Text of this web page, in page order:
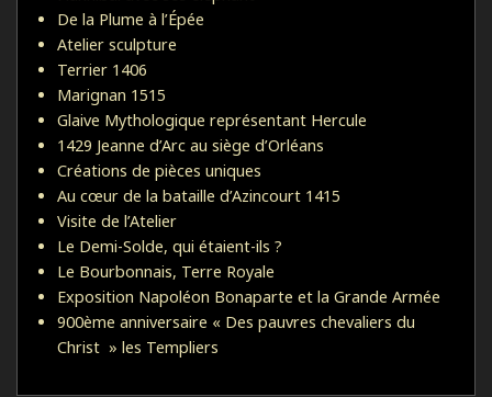
De la Plume à l’Épée
Atelier sculpture
Terrier 1406
Marignan 1515
Glaive Mythologique représentant Hercule
1429 Jeanne d’Arc au siège d’Orléans
Créations de pièces uniques
Au cœur de la bataille d’Azincourt 1415
Visite de l’Atelier
Le Demi-Solde, qui étaient-ils ?
Le Bourbonnais, Terre Royale
Exposition Napoléon Bonaparte et la Grande Armée
900ème anniversaire « Des pauvres chevaliers du
Christ » les Templiers